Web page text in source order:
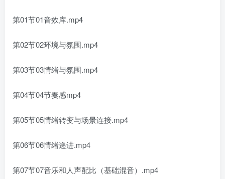
第01节01音效库.mp4
第02节02环境与氛围.mp4
第03节03情绪与氛围.mp4
第04节04节奏感mp4
第05节05情绪转变与场景连接.mp4
第06节06情绪递进.mp4
第07节07音乐和人声配比（基础混音）.mp4